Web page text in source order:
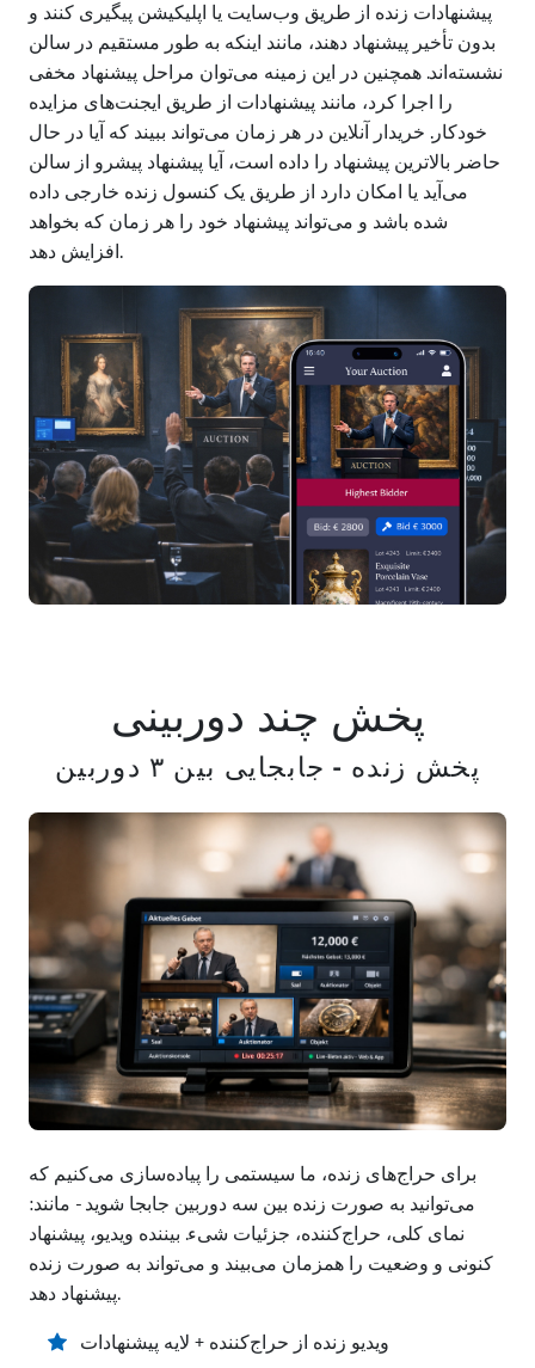
پیشنهادات زنده از طریق وب‌سایت یا اپلیکیشن پیگیری کنند و
بدون تأخیر پیشنهاد دهند، مانند اینکه به طور مستقیم در سالن
نشسته‌اند. همچنین در این زمینه می‌توان مراحل پیشنهاد مخفی
را اجرا کرد، مانند پیشنهادات از طریق ایجنت‌های مزایده
خودکار. خریدار آنلاین در هر زمان می‌تواند ببیند که آیا در حال
حاضر بالاترین پیشنهاد را داده است، آیا پیشنهاد پیشرو از سالن
می‌آید یا امکان دارد از طریق یک کنسول زنده خارجی داده
شده باشد و می‌تواند پیشنهاد خود را هر زمان که بخواهد
افزایش دهد.
پخش چند دوربینی
پخش زنده - جابجایی بین ۳ دوربین
برای حراج‌های زنده، ما سیستمی را پیاده‌سازی می‌کنیم که
می‌توانید به صورت زنده بین سه دوربین جابجا شوید - مانند:
نمای کلی، حراج‌کننده، جزئیات شیء. بیننده ویدیو، پیشنهاد
کنونی و وضعیت را همزمان می‌بیند و می‌تواند به صورت زنده
پیشنهاد دهد.
ویدیو زنده از حراج‌کننده + لایه پیشنهادات